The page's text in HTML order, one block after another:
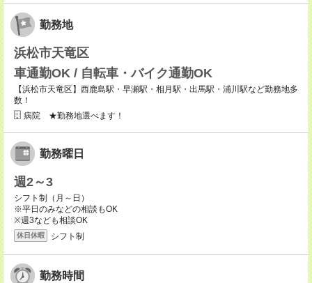
勤務地
浜松市天竜区
車通勤OK / 自転車・バイク通勤OK
【浜松市天竜区】西鹿島駅・早瀬駅・相月駅・出馬駅・浦川駅など勤務地多
数！
病院 ★勤務地選べます！
勤務曜日
週2～3
シフト制（月～日）
※平日のみなどの相談もOK
※週3なども相談OK
休日休暇 シフト制
勤務時間